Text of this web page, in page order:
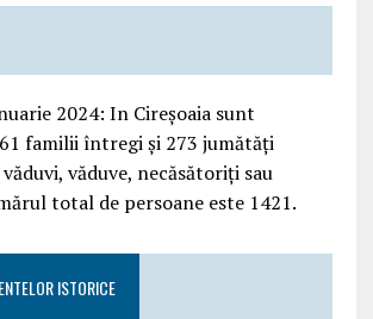
2024: In Cireșoaia sunt
familii întregi și 273 jumătăți
văduve, necăsătoriți sau
total de persoane este 1421.
ISTORICE